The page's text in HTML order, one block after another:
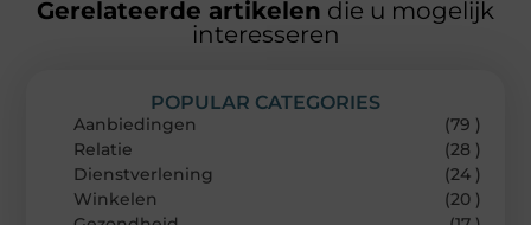
Gerelateerde artikelen die u mogelijk
interesseren
POPULAR CATEGORIES
Aanbiedingen
(79 )
Relatie
(28 )
Dienstverlening
(24 )
Winkelen
(20 )